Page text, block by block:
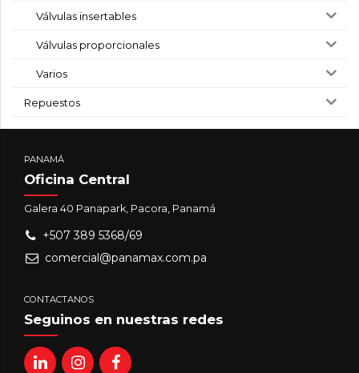
Válvulas insertables
Válvulas proporcionales
Varios
Repuestos
PANAMÁ
Oficina Central
Galera 40 Panapark, Pacora, Panamá
+507 389 5368/69
comercial@panamax.com.pa
CONTACTANOS
Seguinos en nuestras redes